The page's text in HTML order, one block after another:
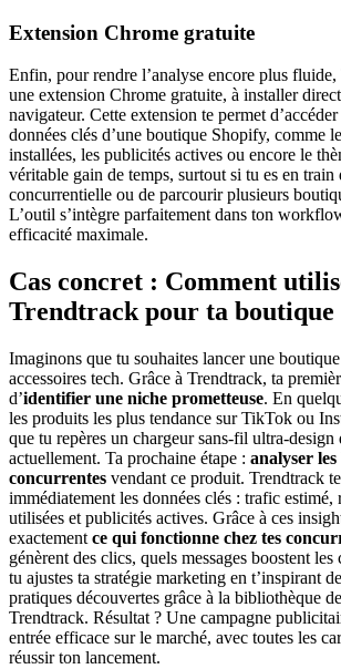
Extension Chrome gratuite
Enfin, pour rendre l’analyse encore plus
une extension Chrome gratuite, à installer
navigateur. Cette extension te permet
données clés d’une boutique Shopify, comme
installées, les publicités actives ou encore le
véritable gain de temps, surtout si tu es en train
concurrentielle ou de parcourir plusieurs
L’outil s’intègre parfaitement dans ton
efficacité maximale.
Cas concret : Comment
Trendtrack pour ta boutique
Imaginons que tu souhaites lancer une
accessoires tech. Grâce à Trendtrack, ta
d’identifier une niche prometteuse. En
les produits les plus tendance sur TikTok ou
que tu repères un chargeur sans-fil ultra-design
actuellement. Ta prochaine étape : analyser
concurrentes vendant ce produit. Trendtrack
immédiatement les données clés : trafic estimé,
utilisées et publicités actives. Grâce à ces
exactement ce qui fonctionne chez tes
génèrent des clics, quels messages boostent
tu ajustes ta stratégie marketing en t’inspirant
pratiques découvertes grâce à la bibliothèque
Trendtrack. Résultat ? Une campagne
entrée efficace sur le marché, avec toutes les
réussir ton lancement.